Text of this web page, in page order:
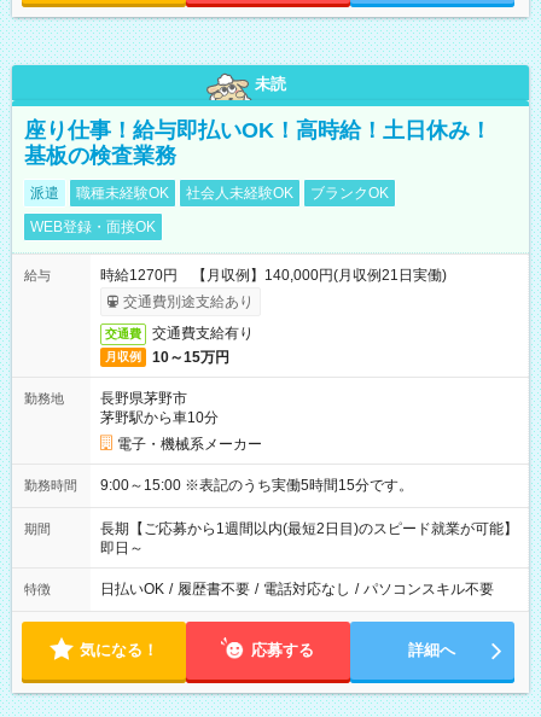
未読
座り仕事！給与即払いOK！高時給！土日休み！
基板の検査業務
派遣 職種未経験OK 社会人未経験OK
ブランクOK
WEB登録・面接OK
給与
時給1270円 【月収例】140,000円(月収例21日実働)
交通費別途支給あり
交通費 交通費支給有り
月収例 10～15万円
勤務地
長野県茅野市
茅野駅から車10分
電子・機械系メーカー
勤務時間 9:00～15:00 ※表記のうち実働5時間15分です。
期間
長期【ご応募から1週間以内(最短2日目)のスピード就業が可能】
即日～
特徴 日払いOK / 履歴書不要 / 電話対応なし / パソコンスキル不要
気になる！ 応募する 詳細へ